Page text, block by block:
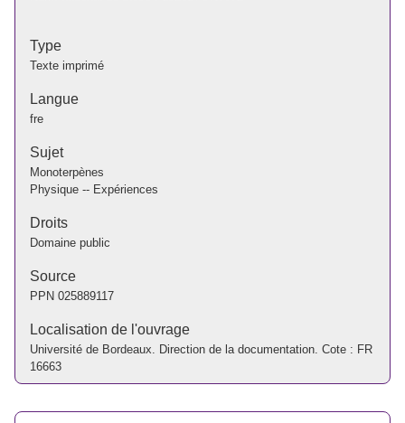
Type
Texte imprimé
Langue
fre
Sujet
Monoterpènes
Physique -- Expériences
Droits
Domaine public
Source
PPN 025889117
Localisation de l'ouvrage
Université de Bordeaux. Direction de la documentation. Cote : FR
16663